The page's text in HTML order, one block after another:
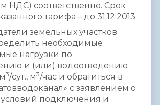
НДС) соответственно. Срок
тарифа – до 31.12.2013.
земельных участков
необходимые
нагрузки по
и (или) водоотведению
3/сут., м3/час и обратиться в
с заявлением о
подключения и